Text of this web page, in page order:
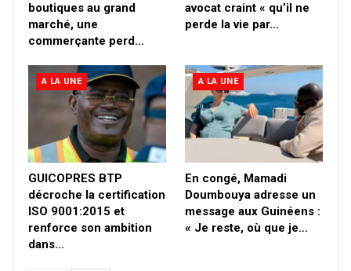
boutiques au grand
marché, une
commerçante perd…
avocat craint « qu’il ne
perde la vie par…
A LA UNE
GUICOPRES BTP
décroche la certification
ISO 9001:2015 et
renforce son ambition
dans…
A LA UNE
En congé, Mamadi
Doumbouya adresse un
message aux Guinéens :
« Je reste, où que je…